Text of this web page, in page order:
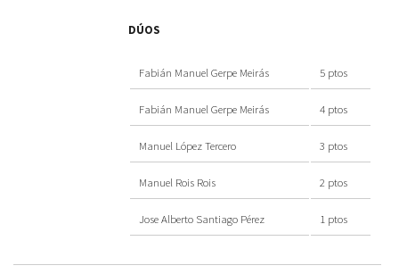
DÚOS
Fabián Manuel Gerpe Meirás 5 ptos
Fabián Manuel Gerpe Meirás 4 ptos
Manuel López Tercero 3 ptos
Manuel Rois Rois 2 ptos
Jose Alberto Santiago Pérez 1 ptos